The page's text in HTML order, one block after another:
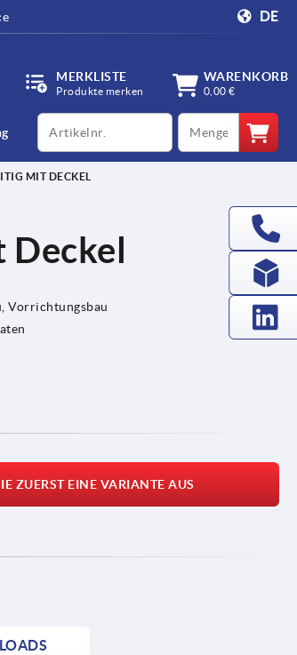
DE
MERKLISTE
Produkte merken
WARENKORB
0,00 €
productCode qty
MIT DECKEL
Deckel
Vorrichtungsbau
ZUERST EINE VARIANTE AUS